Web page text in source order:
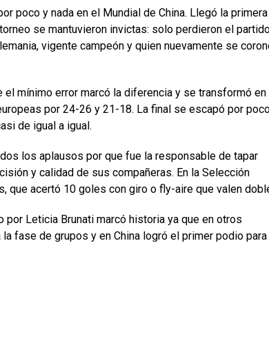
poco y nada en el Mundial de China. Llegó la primera
se mantuvieron invictas: solo perdieron el
vigente campeón y quien nuevamente se
el mínimo error marcó la diferencia y se transformó en
por 24-26 y 21-18. La final se escapó por
de igual a igual.
los aplausos por que fue la responsable de tapar
y calidad de sus compañeras. En la Selección
que acertó 10 goles con giro o fly-aire que valen
Leticia Brunati marcó historia ya que en otros
fase de grupos y en China logró el primer podio para